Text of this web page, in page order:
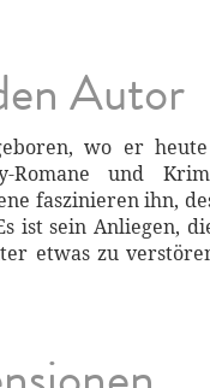
Autor
wo er
und
faszinieren ihn,
ist sein Anliegen,
etwas zu